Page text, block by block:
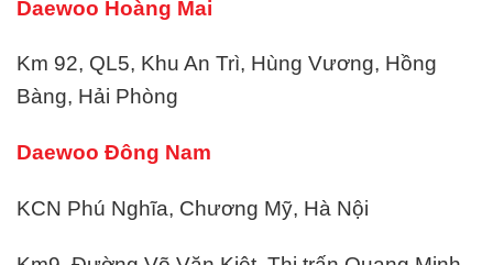
Daewoo Hoàng Mai
Km 92, QL5, Khu An Trì, Hùng Vương, Hồng
Bàng, Hải Phòng
Daewoo Đông Nam
KCN Phú Nghĩa, Chương Mỹ, Hà Nội